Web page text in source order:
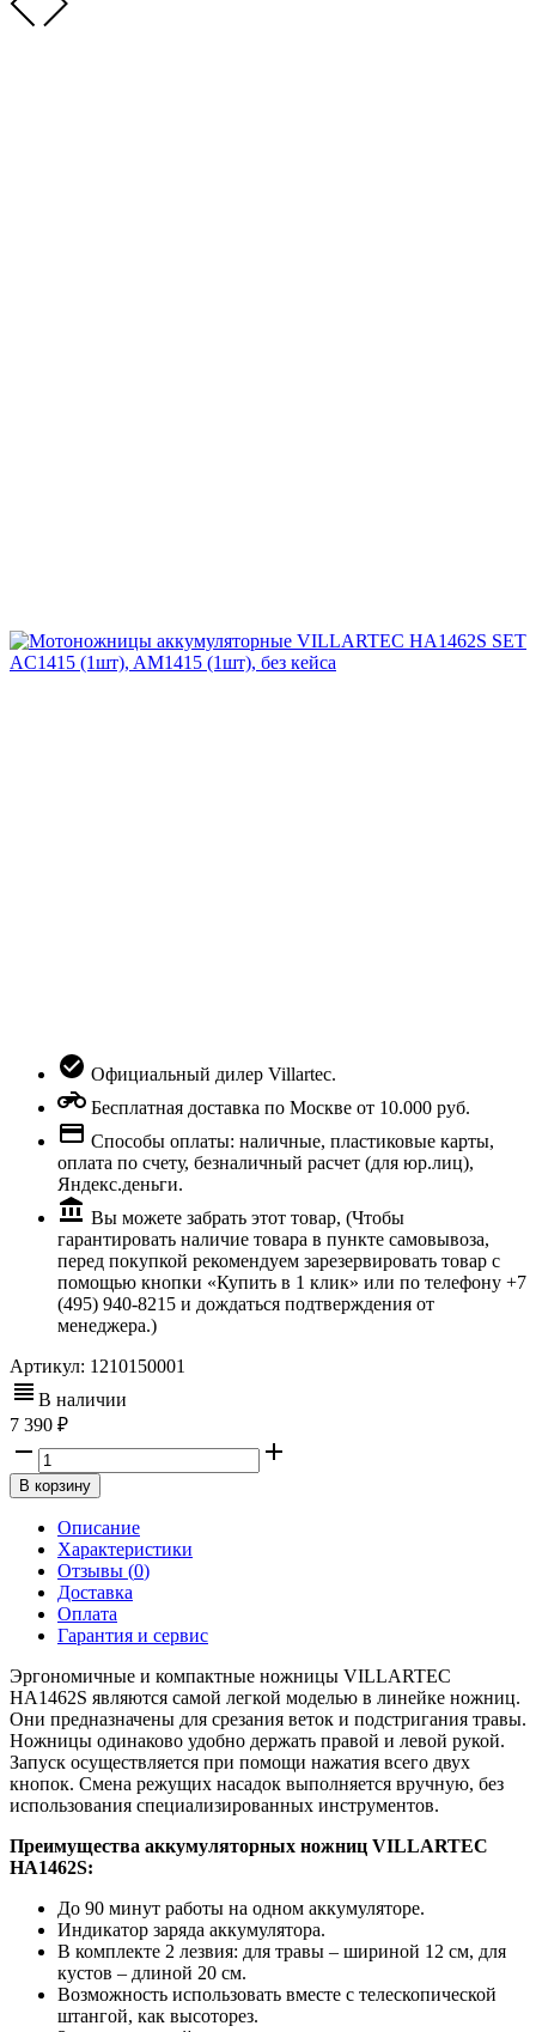
Официальный дилер Villartec.
Бесплатная доставка по Москве от 10.000 руб.
Способы оплаты: наличные, пластиковые карты,
оплата по счету, безналичный расчет (для юр.лиц),
Яндекс.деньги.
Вы можете забрать этот товар, (Чтобы
гарантировать наличие товара в пункте самовывоза,
перед покупкой рекомендуем зарезервировать товар с
помощью кнопки «Купить в 1 клик» или по телефону +7
(495) 940-8215 и дождаться подтверждения от
менеджера.)
Артикул: 1210150001
В наличии
7 390
В корзину
Описание
Характеристики
Отзывы (0)
Доставка
Оплата
Гарантия и сервис
Эргономичные и компактные ножницы VILLARTEC
HA1462S являются самой легкой моделью в линейке ножниц.
Они предназначены для срезания веток и подстригания травы.
Ножницы одинаково удобно держать правой и левой рукой.
Запуск осуществляется при помощи нажатия всего двух
кнопок. Смена режущих насадок выполняется вручную, без
использования специализированных инструментов.
Преимущества аккумуляторных ножниц VILLARTEC
HA1462S:
До 90 минут работы на одном аккумуляторе.
Индикатор заряда аккумулятора.
В комплекте 2 лезвия: для травы – шириной 12 см, для
кустов – длиной 20 см.
Возможность использовать вместе с телескопической
штангой, как высоторез.